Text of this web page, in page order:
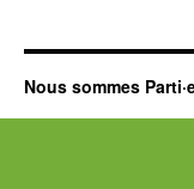
Nous sommes